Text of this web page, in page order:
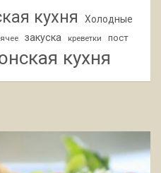
кухня
Холодные
закуска креветки пост
кухня